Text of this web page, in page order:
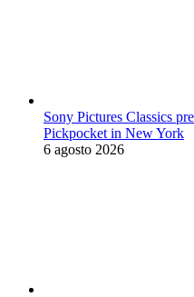
Sony Pictures Classics
Pickpocket in New York
6 agosto 2026